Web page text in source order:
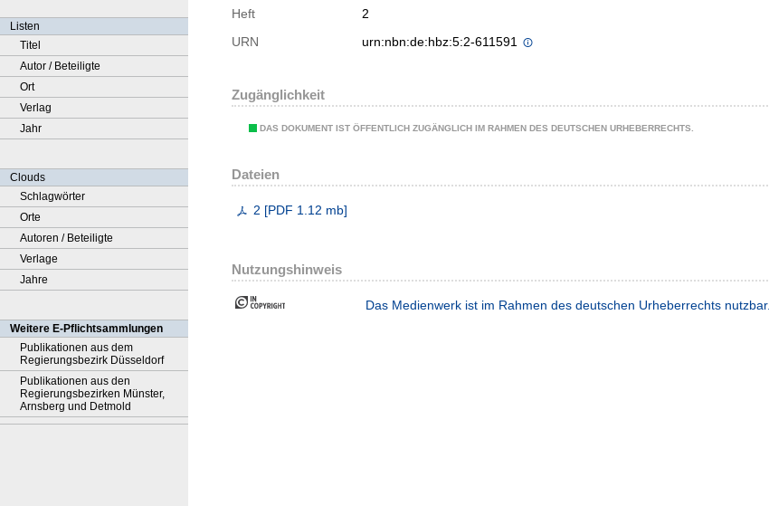
Listen
Titel
Autor / Beteiligte
Ort
Verlag
Jahr
Clouds
Schlagwörter
Orte
Autoren / Beteiligte
Verlage
Jahre
Weitere E-Pflichtsammlungen
Publikationen aus dem
Regierungsbezirk Düsseldorf
Publikationen aus den
Regierungsbezirken Münster,
Arnsberg und Detmold
Heft
2
URN
urn:nbn:de:hbz:5:2-611591
Zugänglichkeit
DAS DOKUMENT IST ÖFFENTLICH ZUGÄNGLICH IM RAHMEN DES DEUTSCHEN URHEBERRECHTS.
Dateien
2 [PDF 1.12 mb]
Nutzungshinweis
Das Medienwerk ist im Rahmen des deutschen Urheberrechts nutzbar.